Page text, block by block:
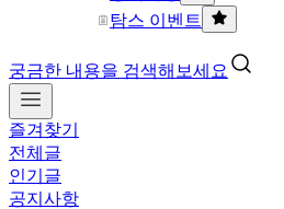
탐스 이벤트
궁금한 내용을 검색해보세요
즐겨찾기
전체글
인기글
공지사항